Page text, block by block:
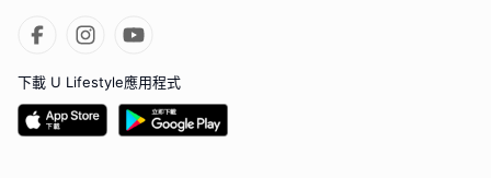
下載 U Lifestyle應用程式